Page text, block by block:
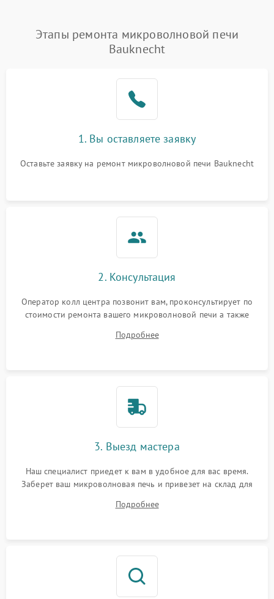
Появление запаха гари Подробнее →
2400 ₽ Подробнее →
Не горит подсветка 2000 ₽
Этапы ремонта микроволновой печи
Bauknecht
1. Вы оставляете заявку
Оставьте заявку на ремонт микроволновой печи Bauknecht
2. Консультация
Оператор колл центра позвонит вам, проконсультирует по
стоимости ремонта вашего микроволновой печи а также
Подробнее
3. Выезд мастера
Наш специалист приедет к вам в удобное для вас время.
Заберет ваш микроволновая печь и привезет на склад для
Подробнее